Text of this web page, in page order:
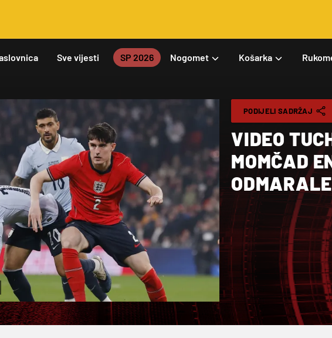
Sve vijesti SP 2026 Nogomet Košarka
PODIJELI SADRŽAJ
VIDEO
MOMČAD